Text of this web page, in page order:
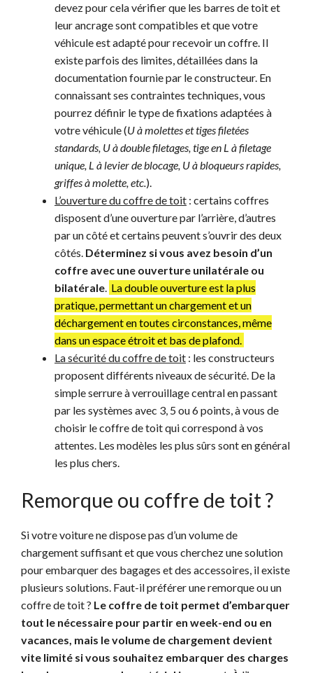
devez pour cela vérifier que les barres de toit et
leur ancrage sont compatibles et que votre
véhicule est adapté pour recevoir un coffre. Il
existe parfois des limites, détaillées dans la
documentation fournie par le constructeur. En
connaissant ses contraintes techniques, vous
pourrez définir le type de fixations adaptées à
votre véhicule (U à molettes et tiges filetées
standards, U à double filetages, tige en L à filetage
unique, L à levier de blocage, U à bloqueurs rapides,
griffes à molette, etc.).
L’ouverture du coffre de toit : certains coffres
disposent d’une ouverture par l’arrière, d’autres
par un côté et certains peuvent s’ouvrir des deux
côtés. Déterminez si vous avez besoin d’un
coffre avec une ouverture unilatérale ou
bilatérale. La double ouverture est la plus
pratique, permettant un chargement et un
déchargement en toutes circonstances, même
dans un espace étroit et bas de plafond.
La sécurité du coffre de toit : les constructeurs
proposent différents niveaux de sécurité. De la
simple serrure à verrouillage central en passant
par les systèmes avec 3, 5 ou 6 points, à vous de
choisir le coffre de toit qui correspond à vos
attentes. Les modèles les plus sûrs sont en général
les plus chers.
Remorque ou coffre de toit ?
Si votre voiture ne dispose pas d’un volume de
chargement suffisant et que vous cherchez une solution
pour embarquer des bagages et des accessoires, il existe
plusieurs solutions. Faut-il préférer une remorque ou un
coffre de toit ? Le coffre de toit permet d’embarquer
tout le nécessaire pour partir en week-end ou en
vacances, mais le volume de chargement devient
vite limité si vous souhaitez embarquer des charges